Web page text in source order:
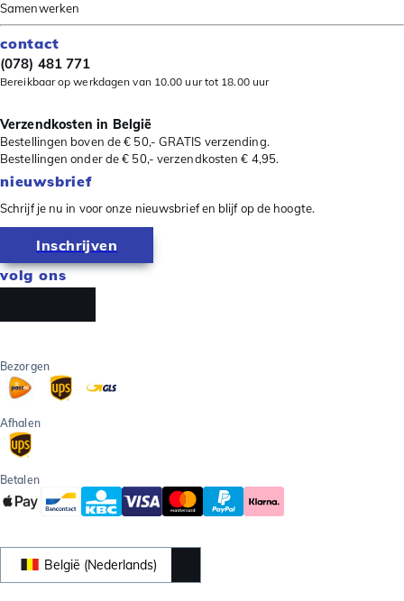
Samenwerken
contact
(078) 481 771
Bereikbaar op werkdagen van 10.00 uur tot 18.00 uur
Verzendkosten in België
Bestellingen boven de € 50,- GRATIS verzending.
Bestellingen onder de € 50,- verzendkosten € 4,95.
nieuwsbrief
Schrijf je nu in voor onze nieuwsbrief en blijf op de hoogte.
Inschrijven
volg ons
Bezorgen
Afhalen
Betalen
België (Nederlands)